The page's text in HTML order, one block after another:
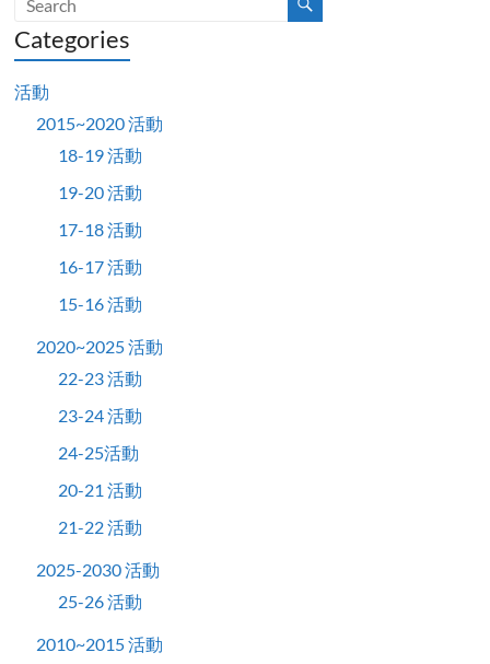
Categories
活動
2015~2020 活動
18-19 活動
19-20 活動
17-18 活動
16-17 活動
15-16 活動
2020~2025 活動
22-23 活動
23-24 活動
24-25活動
20-21 活動
21-22 活動
2025-2030 活動
25-26 活動
2010~2015 活動